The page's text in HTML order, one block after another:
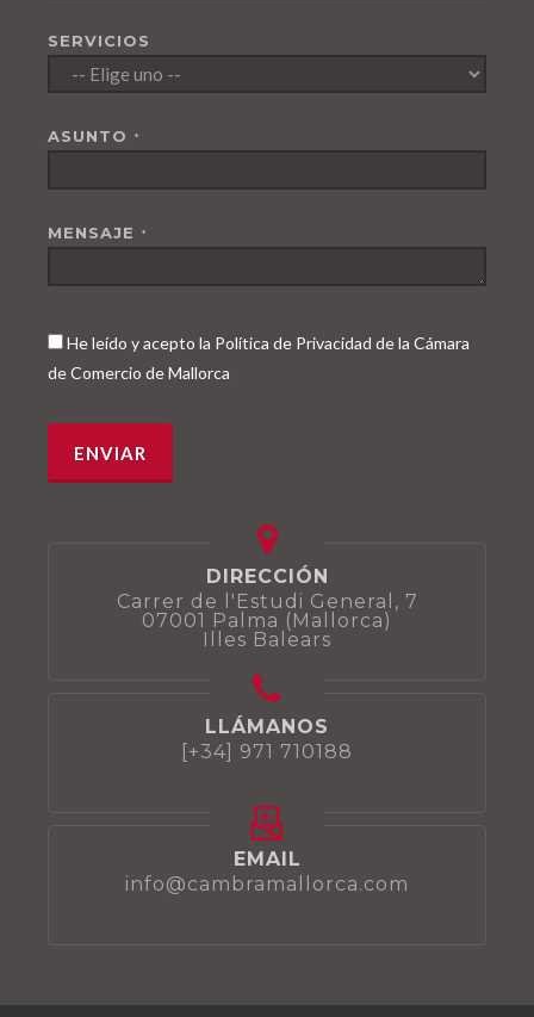
SERVICIOS
ASUNTO *
MENSAJE *
He leído y acepto la Política de Privacidad de la Cámara
de Comercio de Mallorca
DIRECCIÓN
Carrer de l'Estudi General, 7
07001 Palma (Mallorca)
Illes Balears
LLÁMANOS
[+34] 971 710188
EMAIL
info@cambramallorca.com